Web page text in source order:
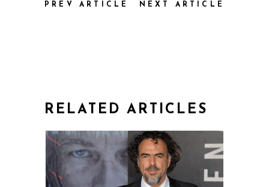
PREV ARTICLE NEXT ARTICLE
RELATED ARTICLES